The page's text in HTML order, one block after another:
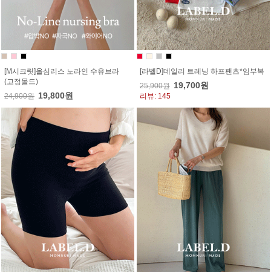
[M시크릿]올심리스 노라인 수유브라
(고정몰드)
24,900원 19,800원
[라벨D]데일리 트레닝 하프팬츠*임부복
25,900원 19,700원
리뷰: 145